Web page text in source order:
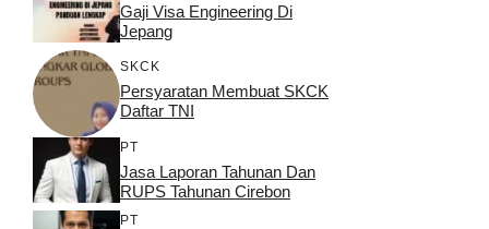
Gaji Visa Engineering Di
Jepang
SKCK
Persyaratan Membuat SKCK
Daftar TNI
PT
Jasa Laporan Tahunan Dan
RUPS Tahunan Cirebon
PT